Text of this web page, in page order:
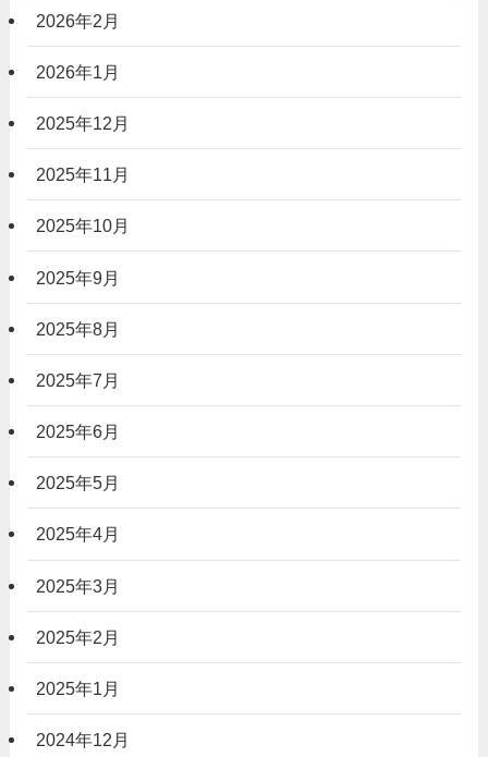
2026年2月
2026年1月
2025年12月
2025年11月
2025年10月
2025年9月
2025年8月
2025年7月
2025年6月
2025年5月
2025年4月
2025年3月
2025年2月
2025年1月
2024年12月